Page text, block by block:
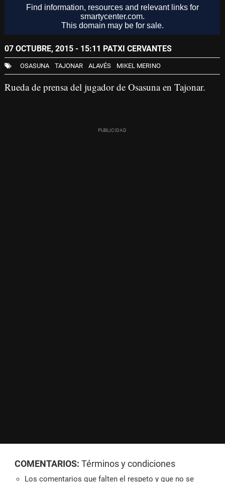
07 OCTUBRE, 2015 - 15:11 PATXI CERVANTES
OSASUNA TAJONAR ALAVÉS MIKEL MERINO
Rueda de prensa del jugador de Osasuna en Tajonar.
COMENTARIOS: Términos y condiciones
Los comentarios que falten el respeto y que no se